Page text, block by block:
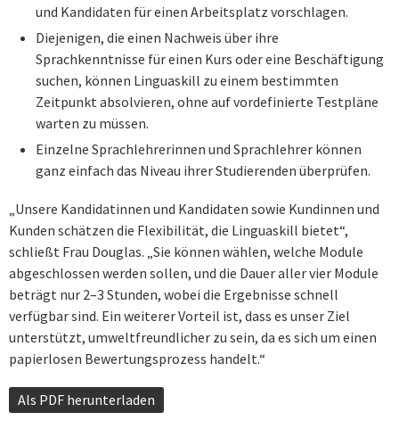
und Kandidaten für einen Arbeitsplatz vorschlagen.
Diejenigen, die einen Nachweis über ihre
Sprachkenntnisse für einen Kurs oder eine Beschäftigung
suchen, können Linguaskill zu einem bestimmten
Zeitpunkt absolvieren, ohne auf vordefinierte Testpläne
warten zu müssen.
Einzelne Sprachlehrerinnen und Sprachlehrer können
ganz einfach das Niveau ihrer Studierenden überprüfen.
„Unsere Kandidatinnen und Kandidaten sowie Kundinnen und
Kunden schätzen die Flexibilität, die Linguaskill bietet“,
schließt Frau Douglas. „Sie können wählen, welche Module
abgeschlossen werden sollen, und die Dauer aller vier Module
beträgt nur 2–3 Stunden, wobei die Ergebnisse schnell
verfügbar sind. Ein weiterer Vorteil ist, dass es unser Ziel
unterstützt, umweltfreundlicher zu sein, da es sich um einen
papierlosen Bewertungsprozess handelt.“
Als PDF herunterladen